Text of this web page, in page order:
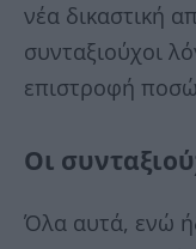
νέα δικαστική
συνταξιούχοι
επιστροφή
Οι
Όλα αυτά, ενώ